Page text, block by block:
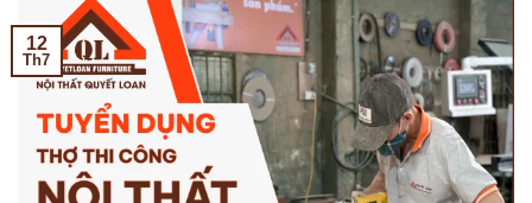
12
Th7